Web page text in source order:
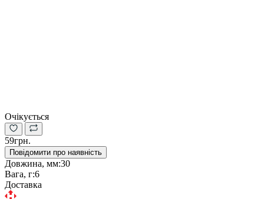
Очікується
59грн.
Повідомити про наявність
Довжина, мм:30
Вага, г:6
Доставка